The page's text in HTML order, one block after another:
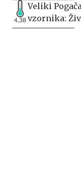
4,38
Veliki
vzornika: